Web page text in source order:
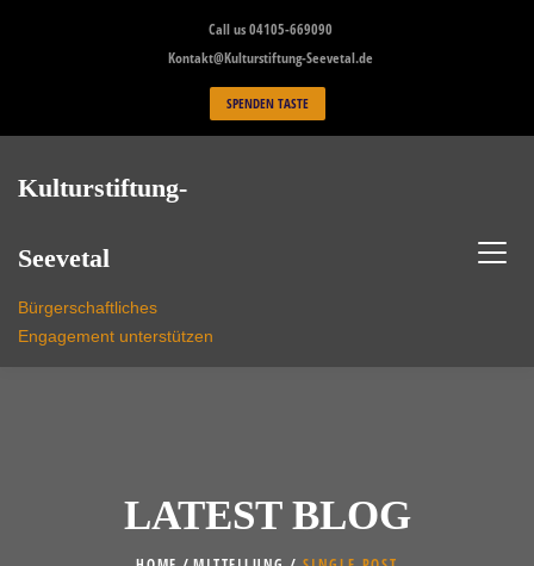
Call us 04105-669090
Kontakt@Kulturstiftung-Seevetal.de
SPENDEN TASTE
Kulturstiftung-
Seevetal
Bürgerschaftliches
Engagement unterstützen
LATEST BLOG